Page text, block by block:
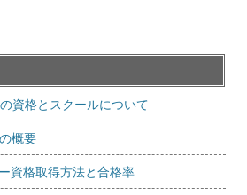
資格とスクールについて
概要
資格取得方法と合格率